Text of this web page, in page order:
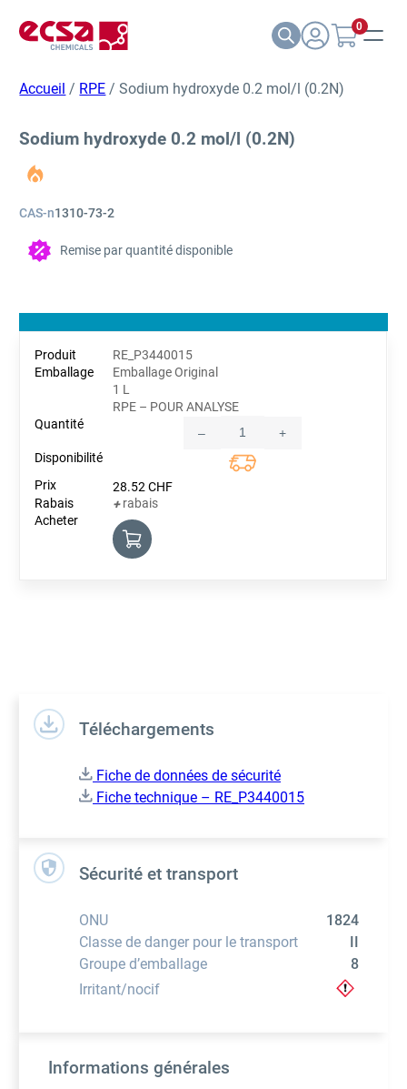
0
Accueil / RPE / Sodium hydroxyde 0.2 mol/l (0.2N)
Sodium hydroxyde 0.2 mol/l (0.2N)
CAS-n1310-73-2
Remise par quantité disponible
RE_P3440015
Emballage Original
1 L
RPE – POUR ANALYSE
Quantity
– +
28.52CHF
+rabais
Téléchargements
Fiche de données de sécurité
Fiche technique – RE_P3440015
Sécurité et transport
ONU
1824
Classe de danger pour le transport
II
Groupe d’emballage
8
Irritant/nocif
Informations générales